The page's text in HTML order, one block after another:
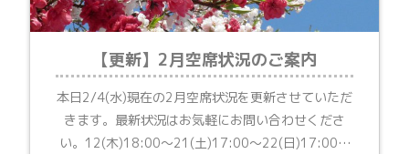
【更新】2月空席状況のご案内
本日2/4(水)現在の2月空席状況を更新させていただ
きます。最新状況はお気軽にお問い合わせくださ
い。12(木)18:00～21(土)17:00～22(日)17:00～